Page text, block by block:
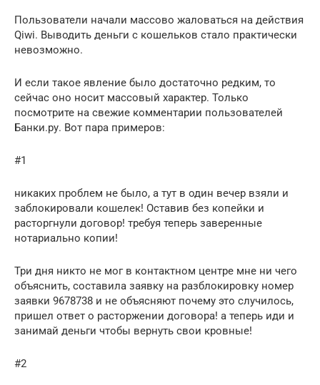
Пользователи начали массово жаловаться на действия
Qiwi. Выводить деньги с кошельков стало практически
невозможно.
И если такое явление было достаточно редким, то
сейчас оно носит массовый характер. Только
посмотрите на свежие комментарии пользователей
Банки.ру. Вот пара примеров:
#1
никаких проблем не было, а тут в один вечер взяли и
заблокировали кошелек! Оставив без копейки и
расторгнули договор! требуя теперь заверенные
нотариально копии!
Три дня никто не мог в контактном центре мне ни чего
объяснить, составила заявку на разблокировку номер
заявки 9678738 и не объясняют почему это случилось,
пришел ответ о расторжении договора! а теперь иди и
занимай деньги чтобы вернуть свои кровные!
#2